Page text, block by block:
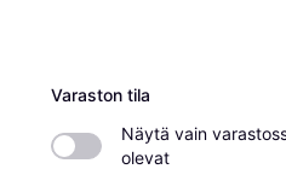
Varaston tila
Näytä vain
olevat